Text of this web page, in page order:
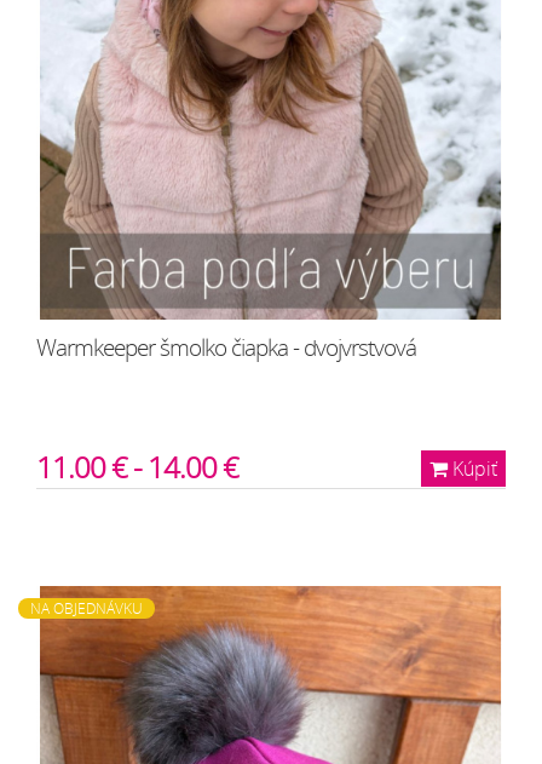
Warmkeeper šmolko čiapka - dvojvrstvová
Kúpiť
11.00 € - 14.00 €
NA OBJEDNÁVKU